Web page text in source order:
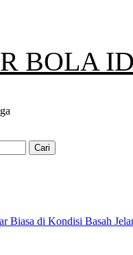
BOLA ID
Biasa di Kondisi Basah